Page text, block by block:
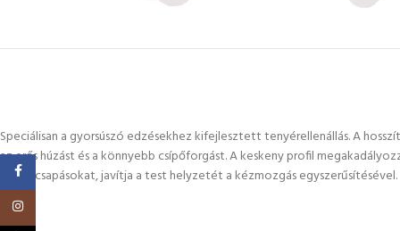
Speciálisan a gyorsúszó edzésekhez kifejlesztett tenyérellenállás. A
az erős húzást és a könnyebb csípőforgást. A keskeny profil
egyes csapásokat, javítja a test helyzetét a kézmozgás egyszerűsítésével.
Facebook